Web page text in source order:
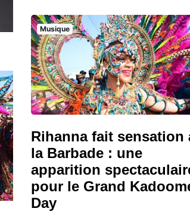
Musique
Rihanna fait sensation
la Barbade : une
apparition
pour le Grand
Day